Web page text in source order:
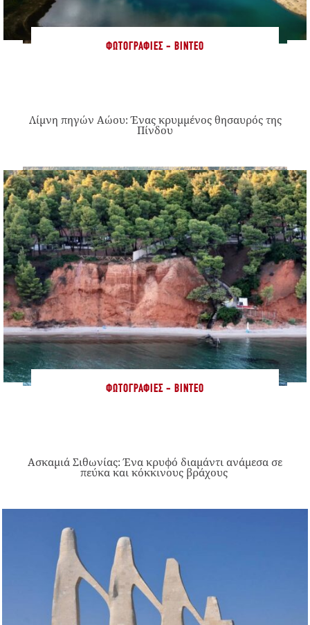
ΦΩΤΟΓΡΑΦΊΕΣ - ΒΊΝΤΕΟ
Λίμνη πηγών Αώου: Ένας κρυμμένος θησαυρός της
Πίνδου
ΦΩΤΟΓΡΑΦΊΕΣ - ΒΊΝΤΕΟ
Ασκαμιά Σιθωνίας: Ένα κρυφό διαμάντι ανάμεσα σε
πεύκα και κόκκινους βράχους